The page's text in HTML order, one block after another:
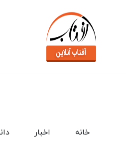
اخبار خانه